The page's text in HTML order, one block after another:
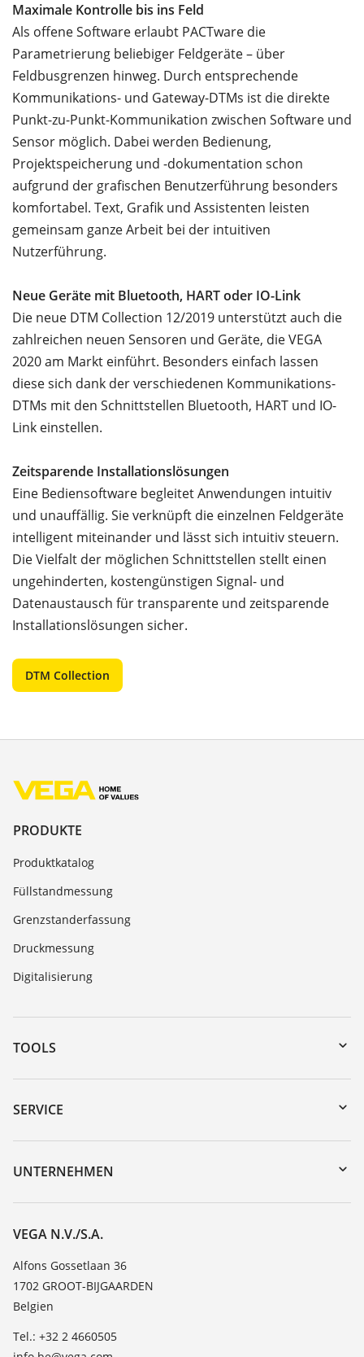
Maximale Kontrolle bis ins Feld
Als offene Software erlaubt PACTware die
Parametrierung beliebiger Feldgeräte – über
Feldbusgrenzen hinweg. Durch entsprechende
Kommunikations- und Gateway-DTMs ist die direkte
Punkt-zu-Punkt-Kommunikation zwischen Software und
Sensor möglich. Dabei werden Bedienung,
Projektspeicherung und -dokumentation schon
aufgrund der grafischen Benutzerführung besonders
komfortabel. Text, Grafik und Assistenten leisten
gemeinsam ganze Arbeit bei der intuitiven
Nutzerführung.
Neue Geräte mit Bluetooth, HART oder IO-Link
Die neue DTM Collection 12/2019 unterstützt auch die
zahlreichen neuen Sensoren und Geräte, die VEGA
2020 am Markt einführt. Besonders einfach lassen
diese sich dank der verschiedenen Kommunikations-
DTMs mit den Schnittstellen Bluetooth, HART und IO-
Link einstellen.
Zeitsparende Installationslösungen
Eine Bediensoftware begleitet Anwendungen intuitiv
und unauffällig. Sie verknüpft die einzelnen Feldgeräte
intelligent miteinander und lässt sich intuitiv steuern.
Die Vielfalt der möglichen Schnittstellen stellt einen
ungehinderten, kostengünstigen Signal- und
Datenaustausch für transparente und zeitsparende
Installationslösungen sicher.
DTM Collection
PRODUKTE
Produktkatalog
Füllstandmessung
Grenzstanderfassung
Druckmessung
Digitalisierung
TOOLS
Download-Center
Gerätesuche (Seriennummer)
DTM Collection/PACTware
SERVICE
Geräterücksendung
Trainings
Beständigkeitsliste
TeamViewer
UNTERNEHMEN
Über VEGA
Kontakt
News
Presse
Blog
VEGA N.V./S.A.
Alfons Gossetlaan 36
1702 GROOT-BIJGAARDEN
Belgien
Tel.: +32 2 4660505